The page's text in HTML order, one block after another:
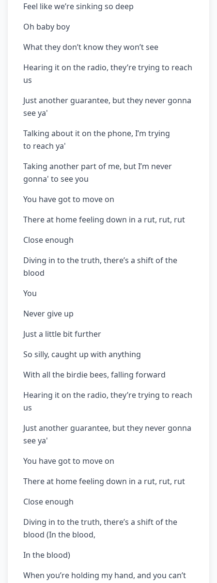
Feel like we’re sinking so deep
Oh baby boy
What they don’t know they won’t see
Hearing it on the radio, they’re trying to reach
us
Just another guarantee, but they never gonna
see ya'
Talking about it on the phone, I’m trying
to reach ya'
Taking another part of me, but I’m never
gonna' to see you
You have got to move on
There at home feeling down in a rut, rut, rut
Close enough
Diving in to the truth, there’s a shift of the
blood
You
Never give up
Just a little bit further
So silly, caught up with anything
With all the birdie bees, falling forward
Hearing it on the radio, they’re trying to reach
us
Just another guarantee, but they never gonna
see ya'
You have got to move on
There at home feeling down in a rut, rut, rut
Close enough
Diving in to the truth, there’s a shift of the
blood (In the blood,
In the blood)
When you’re holding my hand, and you can’t